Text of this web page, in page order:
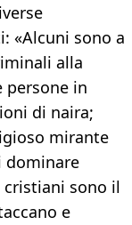
«Alcuni sono a
alla
persone in
di naira;
mirante
dominare
cristiani sono il
e